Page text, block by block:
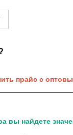
прайс с
вы найдете